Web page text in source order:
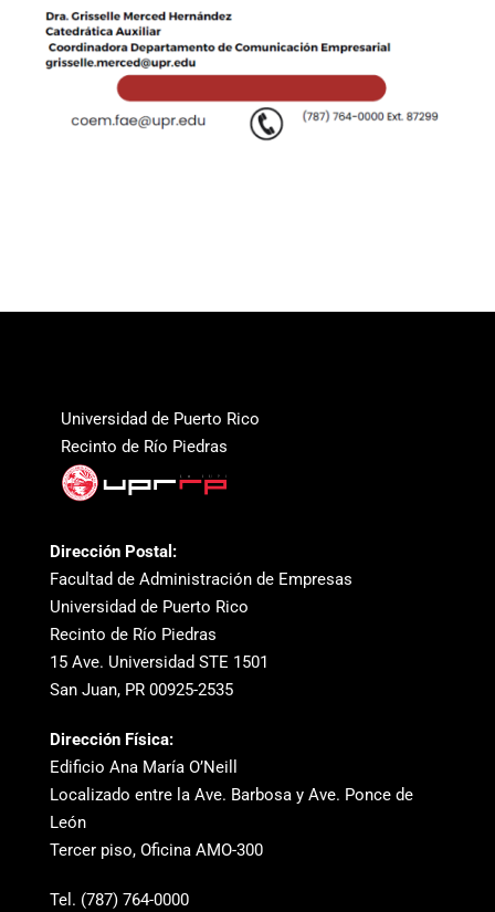
Universidad de Puerto Rico
Recinto de Río Piedras
Dirección Postal:
Facultad de Administración de Empresas
Universidad de Puerto Rico
Recinto de Río Piedras
15 Ave. Universidad STE 1501
San Juan, PR 00925-2535
Dirección Física:
Edificio Ana María O’Neill
Localizado entre la Ave. Barbosa y Ave. Ponce de
León
Tercer piso, Oficina AMO-300
Tel. (787) 764-0000